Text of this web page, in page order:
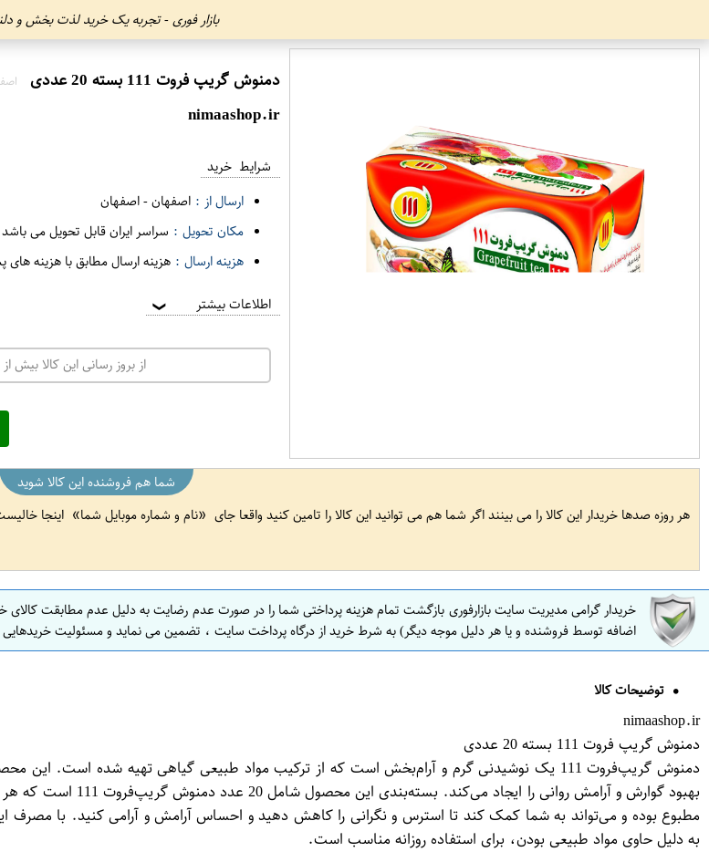
بازار فوری - تجربه یک خرید لذت بخش و
دمنوش گریپ فروت 111 بسته 20 عددی
nimaashop.ir
شرایط خرید
ارسال از : اصفهان-اصفهان
مکان تحویل : سراسر ایران قابل تحویل می باشد
هزینه ارسال : هزینه ارسال مطابق با هزینه
اطلاعات بیشتر ❯
از بروز رسانی این کالا
شما هم فروشنده این کالا شوید
هر روزه صدها خریدار این کالا را می بینند اگر شما هم می توانید این کالا را تامین کنید واقعا جای
نام و شماره موبایل شما اینجا
خریدار گرامی مدیریت سایت بازارفوری بازگشت تمام هزینه پرداختی شما را در صورت عدم رضایت به دلیل عدم مطابقت
اضافه توسط فروشنده و یا هر دلیل موجه دیگر) به شرط خرید از درگاه پرداخت سایت ، تضمین می نماید و مسئولیت خریدهایی
توضیحات کالا
nimaashop.ir
دمنوش گریپ فروت 111 بسته 20 عددی
دمنوش گریپ‌فروت 111 یک نوشیدنی گرم و آرام‌بخش است که از ترکیب مواد طبیعی گیاهی تهیه شده
بهبود گوارش و آرامش
مطبوع بوده و می‌تواند به شما کمک کند تا استرس و نگرانی را کاهش دهید و احساس آرامش و آرامی کنید. با مصرف
به دلیل حاوی مواد طبیعی بودن، برای استفاده روزانه مناسب است.